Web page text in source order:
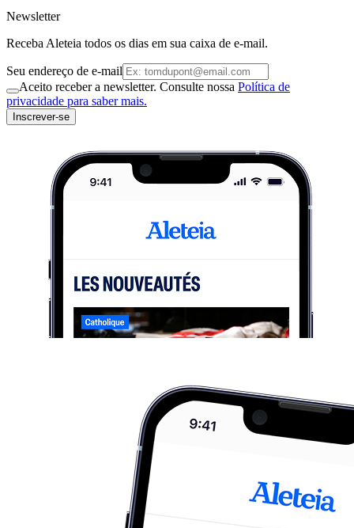
Newsletter
Receba Aleteia todos os dias em sua caixa de e-mail.
Seu endereço de e-mail
Aceito receber a newsletter. Consulte nossa Política de
privacidade para saber mais.
Inscrever-se